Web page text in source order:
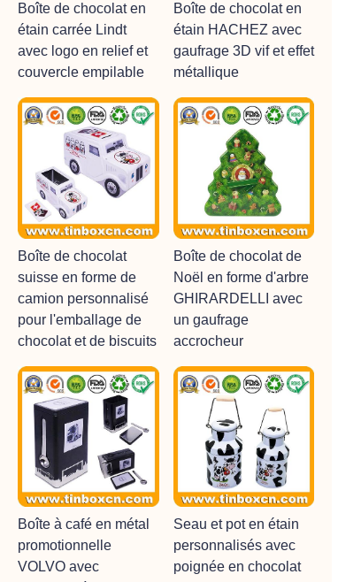
Boîte de chocolat en
étain carrée Lindt
avec logo en relief et
couvercle empilable
Boîte de chocolat en
étain HACHEZ avec
gaufrage 3D vif et effet
métallique
Boîte de chocolat
suisse en forme de
camion personnalisé
pour l'emballage de
chocolat et de biscuits
Boîte de chocolat de
Noël en forme d'arbre
GHIRARDELLI avec
un gaufrage
accrocheur
Boîte à café en métal
promotionnelle
VOLVO avec
Seau et pot en étain
personnalisés avec
poignée en chocolat